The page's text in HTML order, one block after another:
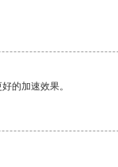
的加速效果。